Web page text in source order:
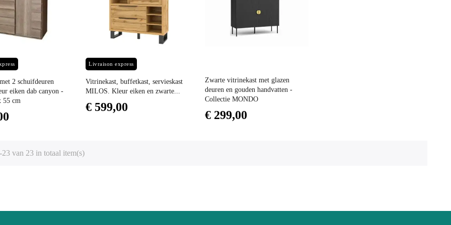
Prijs
2 schuifdeuren
eiken dab canyon -
55 cm
Livraison express Prijs
Vitrinekast, buffetkast, servieskast
MILOS. Kleur eiken en zwarte...
€ 599,00
Zwarte vitrinekast met glazen
deuren en gouden handvatten -
Collectie MONDO
€ 299,00
van 23 in totaal item(s)